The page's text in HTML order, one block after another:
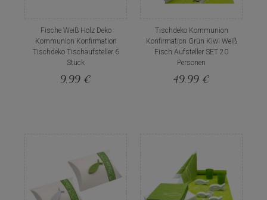
Fische Weiß Holz Deko
Kommunion Konfirmation
Tischdeko Tischaufsteller 6
Stück
9,99 €
Tischdeko Kommunion
Konfirmation Grün Kiwi Weiß
Fisch Aufsteller SET 20
Personen
49,99 €